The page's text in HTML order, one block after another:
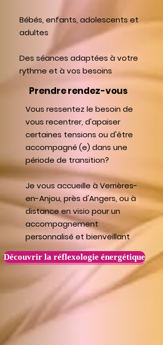
Bébés, enfants, adolescents et
adultes
Des séances adaptées à votre
rythme et à vos besoins
Prendre rendez-vous
Vous ressentez le besoin de
vous recentrer, d'apaiser
certaines tensions ou d'être
accompagné (e) dans une
période de transition?
Je vous accueille à Verrières-
en-Anjou, près d'Angers, ou à
distance en visio pour un
accompagnement
personnalisé et bienveillant
Découvrir la réflexologie énergétique